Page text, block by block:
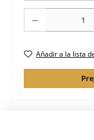
Añadir a la lista